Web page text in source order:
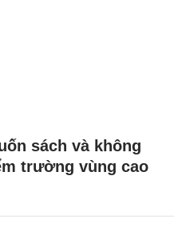
sách và không
trường vùng cao